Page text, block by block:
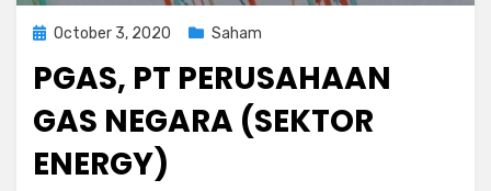
Posted
October 3, 2020 Saham
PGAS, PT PERUSAHAAN
GAS NEGARA (SEKTOR
ENERGY)